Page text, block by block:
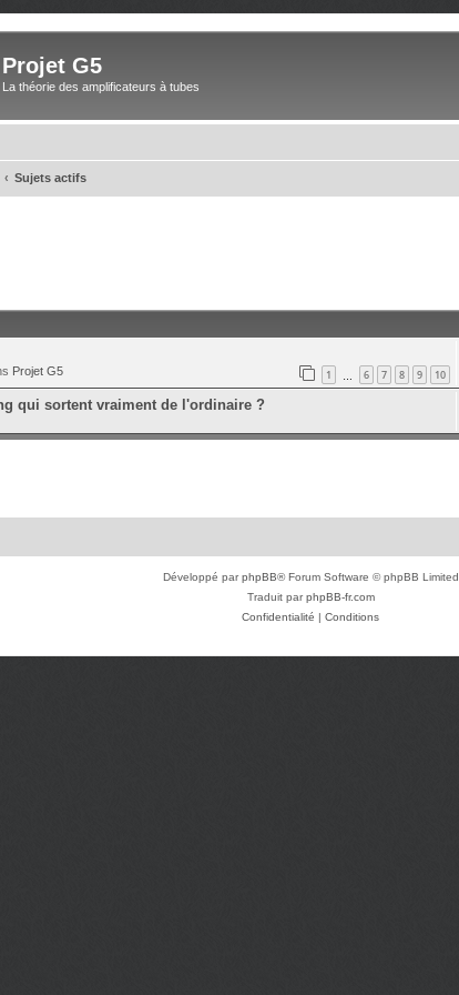
Projet G5
La théorie des amplificateurs à tubes
Sujets actifs
Projet G5 1 6 7 8 9 10
qui sortent vraiment de l'ordinaire ?
Développé parphpBB® Forum Software © phpBB Limited
Traduit parphpBB-fr.com
Confidentialité | Conditions